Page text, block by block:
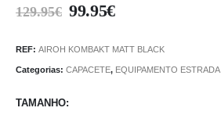
129.95€ 99.95€
REF: AIROH KOMBAKT MATT BLACK
Categorias: CAPACETE, EQUIPAMENTO ESTRADA
TAMANHO